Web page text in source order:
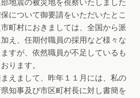
地震の被災地を視察いたしました
について御要請をいただいたとこ
町村におきましては、全国から派
え、任期付職員の採用など様々な
すが、依然職員が不足しているも
ります。
えまして、昨年１１月には、私の
知事及び市区町村長に対し書簡を